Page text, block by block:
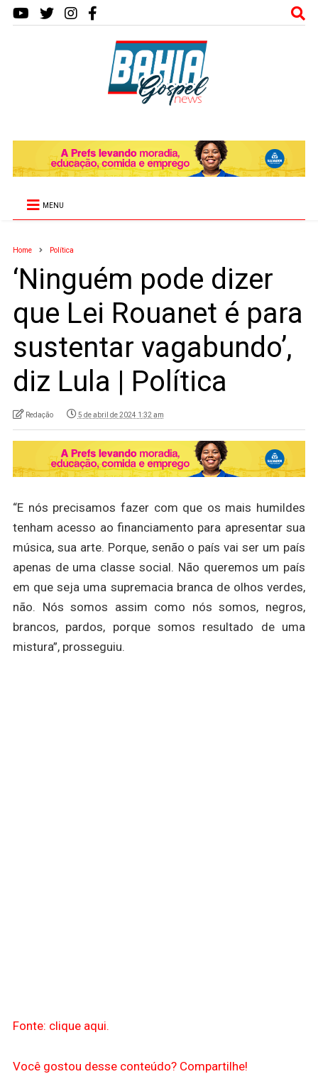
MENU
Home Política
‘Ninguém pode dizer
que Lei Rouanet é para
sustentar vagabundo’,
diz Lula | Política
Redação 5 de abril de 2024 1:32 am
“E nós precisamos fazer com que os mais humildes
tenham acesso ao financiamento para apresentar sua
música, sua arte. Porque, senão o país vai ser um país
apenas de uma classe social. Não queremos um país
em que seja uma supremacia branca de olhos verdes,
não. Nós somos assim como nós somos, negros,
brancos, pardos, porque somos resultado de uma
mistura”, prosseguiu.
Fonte: clique aqui.
Você gostou desse conteúdo? Compartilhe!